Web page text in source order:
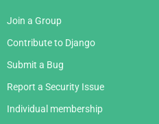
Join a Group
Contribute to Django
Submit a Bug
Report a Security Issue
Individual membership